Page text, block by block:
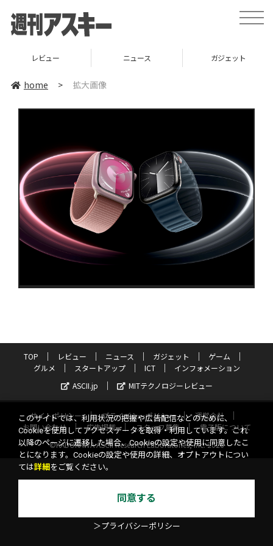
toggle
レビュー ニュース ガジェット
home > 拡大画像
TOP レビュー ニュース ガジェット
ゲーム
グルメ
スタートアップ ICT
インフォメーション
ASCII.jp
MITテクノロジーレビュー
サイトポリシー プライバシーポリシー
運営会社
お問い合わせ
広告掲載 スタッフ募集
電子版について
©KADOKAWA ASCII Research Laboratories, Inc. 2026
このサイトでは、利用状況の把握や広告配信などのために、
Cookieを使用してアクセスデータを取得・利用しています。これ
以降のページに遷移した場合、Cookieの設定や使用に同意したこ
とになります。Cookieの設定や使用の詳細、オプトアウトについ
ては詳細 をご覧ください。
同意する
＞プライバシーポリシー